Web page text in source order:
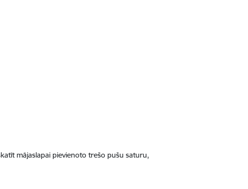
mājaslapai pievienoto trešo pušu saturu,